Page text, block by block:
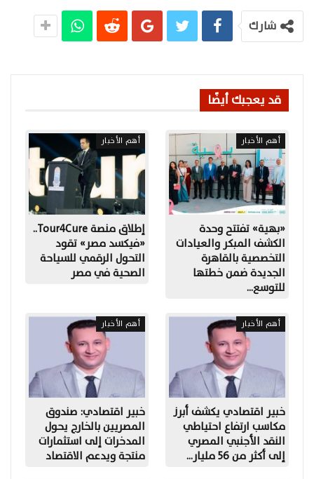
شارك
قد يعجبك أيضًا
أهم الأخبار
«بهية» تفتتح وحدة
الكشف المبكر والعيادات
التخصصية بالقاهرة
الجديدة ضمن خطتها
للتوسع…
أهم الأخبار
إطلاق منصة Tour4Cure..
«فيكسد مصر» تقود
التحول الرقمي للسياحة
الصحية في مصر
أهم الأخبار
خبير اقتصادي يكشف أبرز
مكاسب ارتفاع احتياطي
النقد الأجنبي المصري
إلى أكثر من 56 مليار…
أهم الأخبار
خبير اقتصادي: صندوق
المصريين بالخارج يحول
المدخرات إلى استثمارات
منتجة ويدعم الاقتصاد